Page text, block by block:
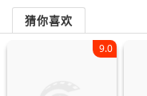
猜你喜欢
9.0